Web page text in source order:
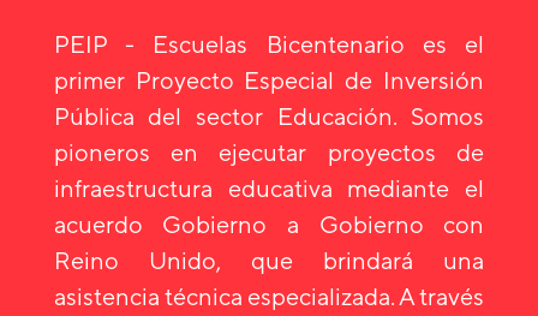
PEIP - Escuelas Bicentenario es el
primer Proyecto Especial de Inversión
Pública del sector Educación. Somos
pioneros en ejecutar proyectos de
infraestructura educativa mediante el
acuerdo Gobierno a Gobierno con
Reino Unido, que brindará una
asistencia técnica especializada. A través